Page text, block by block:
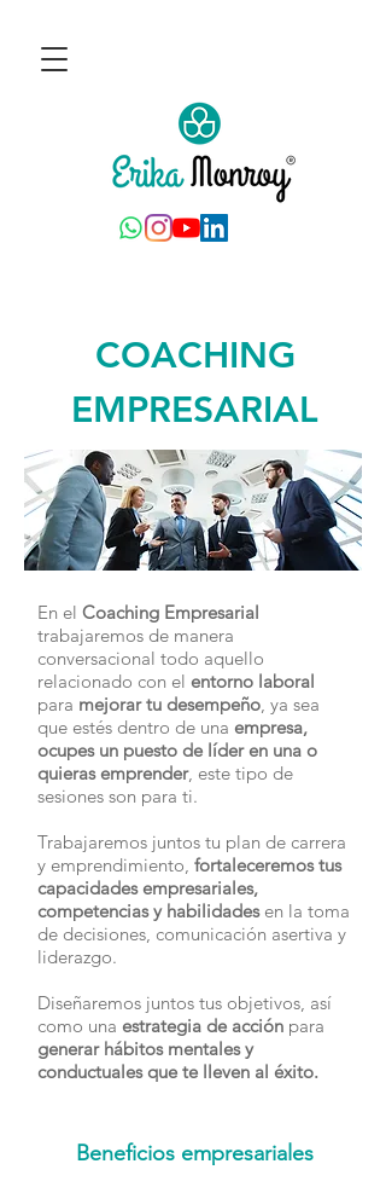
COACHING
EMPRESARIAL
En el Coaching Empresarial
trabajaremos de manera
conversacional todo aquello
relacionado con el entorno laboral
para mejorar tu desempeño, ya sea
que estés dentro de una empresa,
ocupes un puesto de líder en una o
quieras emprender, este tipo de
sesiones son para ti.
Trabajaremos juntos tu plan de carrera
y emprendimiento, fortaleceremos tus
capacidades empresariales,
competencias y habilidadesen la toma
de decisiones, comunicación asertiva y
liderazgo.
Diseñaremos juntos tus objetivos, así
como una estrategia de acción para
generar hábitos mentales y
conductuales que te lleven al éxito.
Beneficios empresariales